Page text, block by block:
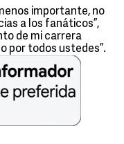
importante, no
a los fanáticos”,
de mi carrera
por todos ustedes”.